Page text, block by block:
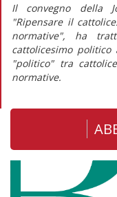
Il convegno della
"Ripensare il
normative", ha
cattolicesimo
"politico" tra
normative.